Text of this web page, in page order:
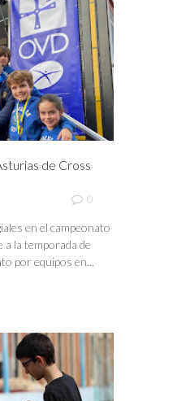
de Cross
0
en el campeonato
la temporada de
por equipos en...